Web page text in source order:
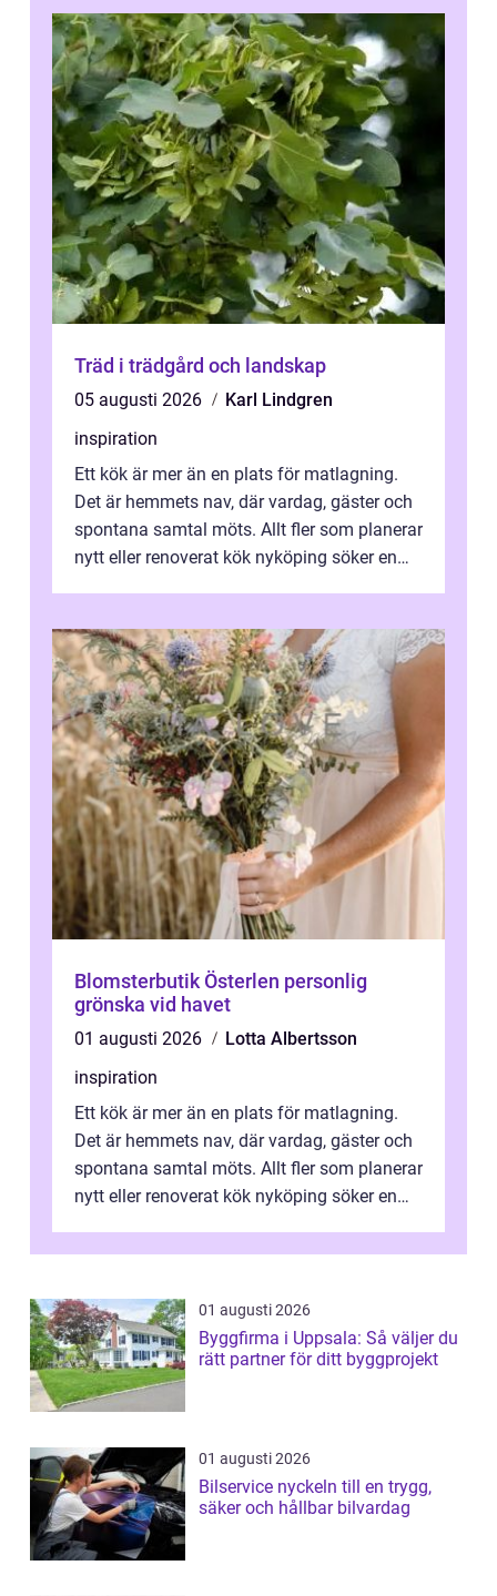
Träd i trädgård och landskap
05 augusti 2026
Karl Lindgren
inspiration
Ett kök är mer än en plats för matlagning.
Det är hemmets nav, där vardag, gäster och
spontana samtal möts. Allt fler som planerar
nytt eller renoverat kök nyköping söker en
Blomsterbutik Österlen personlig
grönska vid havet
01 augusti 2026
Lotta Albertsson
inspiration
Ett kök är mer än en plats för matlagning.
Det är hemmets nav, där vardag, gäster och
spontana samtal möts. Allt fler som planerar
nytt eller renoverat kök nyköping söker en
01 augusti 2026
Byggfirma i Uppsala: Så väljer du
rätt partner för ditt byggprojekt
01 augusti 2026
Bilservice nyckeln till en trygg,
säker och hållbar bilvardag